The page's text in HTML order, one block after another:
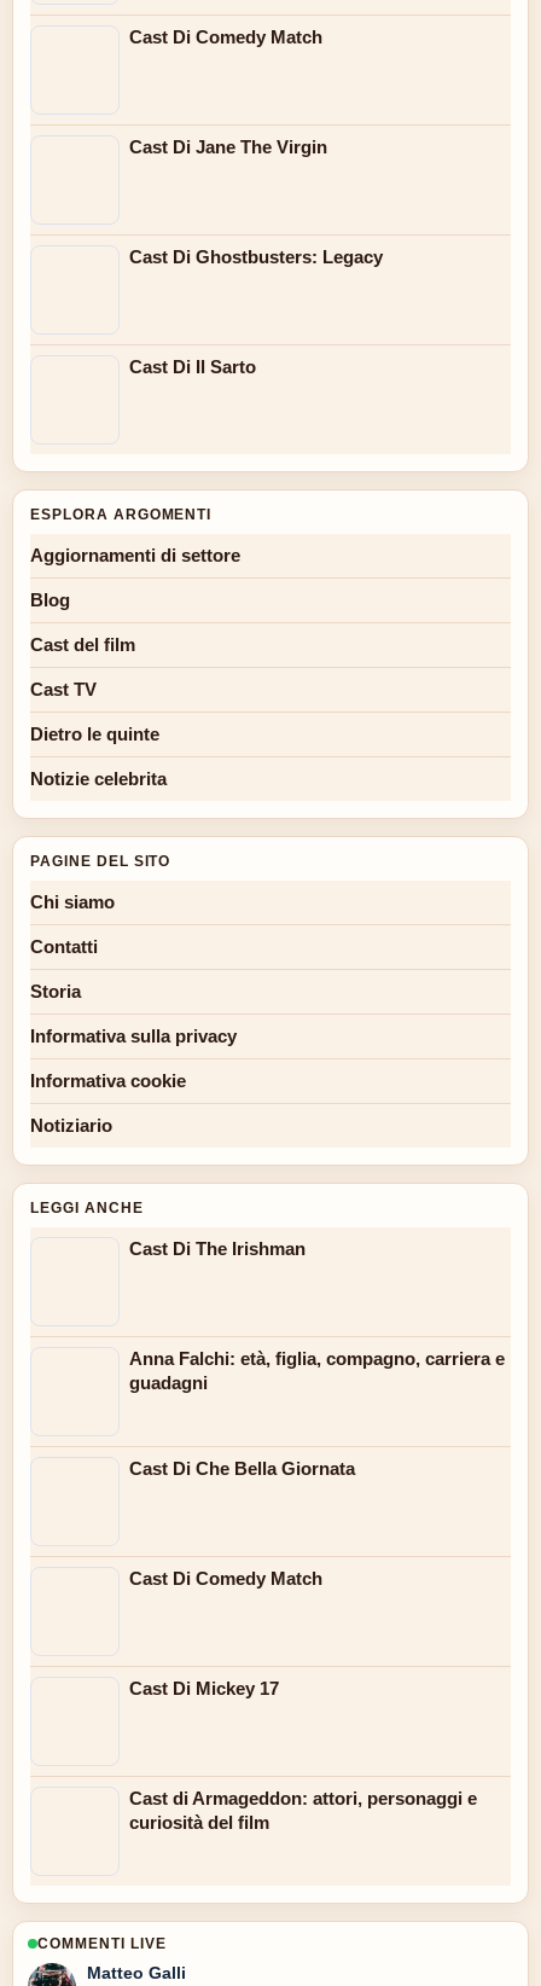
Cast Di Comedy Match
Cast Di Jane The Virgin
Cast Di Ghostbusters: Legacy
Cast Di Il Sarto
ESPLORA ARGOMENTI
Aggiornamenti di settore
Blog
Cast del film
Cast TV
Dietro le quinte
Notizie celebrita
PAGINE DEL SITO
Chi siamo
Contatti
Storia
Informativa sulla privacy
Informativa cookie
Notiziario
LEGGI ANCHE
Cast Di The Irishman
Anna Falchi: età, figlia, compagno, carriera e
guadagni
Cast Di Che Bella Giornata
Cast Di Comedy Match
Cast Di Mickey 17
Cast di Armageddon: attori, personaggi e
curiosità del film
COMMENTI LIVE
Matteo Galli